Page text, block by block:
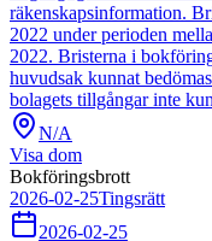
räkenskapsinformation.
2022 under perioden
2022. Bristerna i
huvudsak kunnat
bolagets tillgångar inte
N/A
Visa dom
Bokföringsbrott
2026-02-25Tingsrätt
2026-02-25